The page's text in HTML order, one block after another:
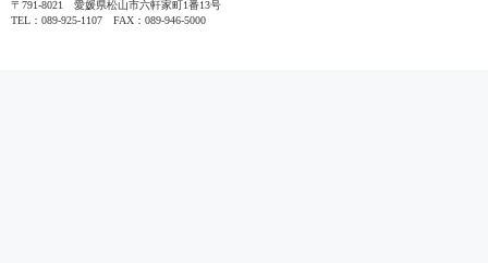
〒791-8021 愛媛県松山市六軒家町1番13号
TEL：089-925-1107 FAX：089-946-5000